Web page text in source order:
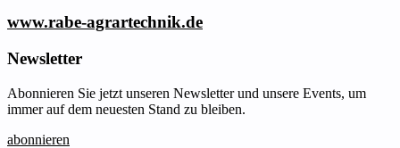
www.rabe-agrartechnik.de
Newsletter
Abonnieren Sie jetzt unseren Newsletter und unsere Events, um
immer auf dem neuesten Stand zu bleiben.
abonnieren